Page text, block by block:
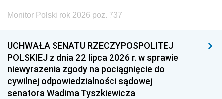
Monitor Polski rok 2026 poz. 737
UCHWAŁA SENATU RZECZYPOSPOLITEJ
POLSKIEJ z dnia 22 lipca 2026 r. w sprawie
niewyrażenia zgody na pociągnięcie do
cywilnej odpowiedzialności sądowej
senatora Wadima Tyszkiewicza